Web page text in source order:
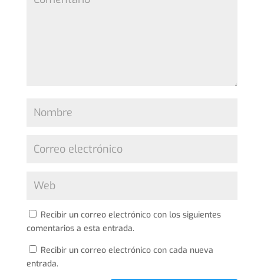
Recibir un correo electrónico con los siguientes
comentarios a esta entrada.
Recibir un correo electrónico con cada nueva
entrada.